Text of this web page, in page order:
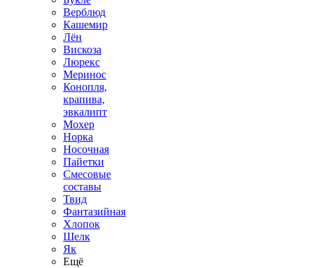
Верблюд
Кашемир
Лён
Вискоза
Люрекс
Меринос
Конопля,
крапива,
эвкалипт
Мохер
Норка
Носочная
Пайетки
Смесовые
составы
Твид
Фантазийная
Хлопок
Шелк
Як
Ещё